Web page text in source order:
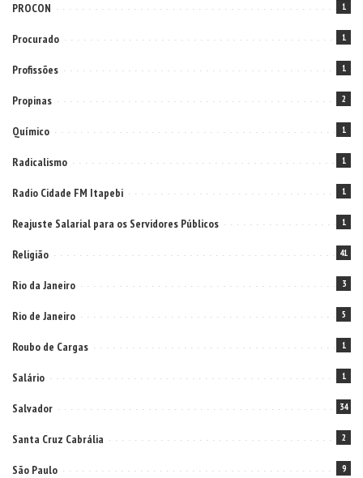
PROCON 1
Procurado 1
Profissões 1
Propinas 2
Químico 1
Radicalismo 1
Radio Cidade FM Itapebi 1
Reajuste Salarial para os Servidores Públicos 1
Religião 41
Rio da Janeiro 3
Rio de Janeiro 5
Roubo de Cargas 1
Salário 1
Salvador 34
Santa Cruz Cabrália 2
São Paulo 9